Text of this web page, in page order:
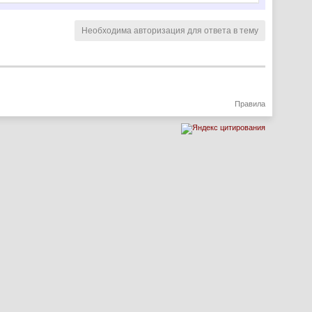
Необходима авторизация для ответа в тему
Правила